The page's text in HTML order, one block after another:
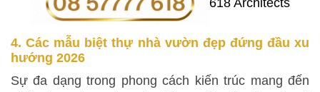
4. Các mẫu biệt thự nhà vườn đẹp đứng đầu xu
hướng 2026
Sự đa dạng trong phong cách kiến trúc mang đến